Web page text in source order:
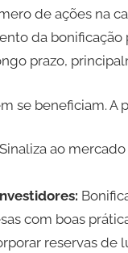
de ações na
da
prazo,
se beneficiam. A
Sinaliza ao
com boas
reservas de